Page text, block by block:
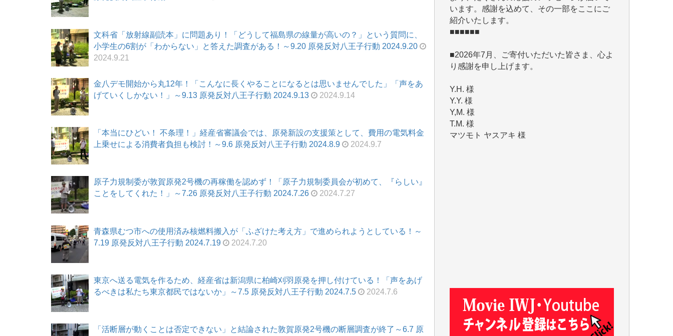
文科省「放射線副読本」に問題あり！「どうして福島県の線量が高いの？」という質問に、
小学生の6割が「わからない」と答えた調査がある！～9.20 原発反対八王子行動 2024.9.20
2024.9.21
金八デモ開始から丸12年！「こんなに長くやることになるとは思いませんでした」「声をあ
げていくしかない！」～9.13 原発反対八王子行動 2024.9.13
2024.9.14
「本当にひどい！ 不条理！」経産省審議会では、原発新設の支援策として、費用の電気料金
上乗せによる消費者負担も検討！～9.6 原発反対八王子行動 2024.8.9
2024.9.7
原子力規制委が敦賀原発2号機の再稼働を認めず！「原子力規制委員会が初めて、『らしい』
ことをしてくれた！」～7.26 原発反対八王子行動 2024.7.26
2024.7.27
青森県むつ市への使用済み核燃料搬入が「ふざけた考え方」で進められようとしている！～
7.19 原発反対八王子行動 2024.7.19
2024.7.20
東京へ送る電気を作るため、経産省は新潟県に柏崎刈羽原発を押し付けている！「声をあげ
るべきは私たち東京都民ではないか」～7.5 原発反対八王子行動 2024.7.5
2024.7.6
「活断層が動くことは否定できない」と結論された敦賀原発2号機の断層調査が終了～6.7 原
■■■■■■
■2026年7月、ご寄付いただいた皆さま、心よ
Y.H. 様
Y,M. 様
T.M. 様
マツモト ヤスアキ 様
マシオン 恵美香 様
岩井 祐子 様
マシオン恵美香 様
平野智生 様
山本賢二 様